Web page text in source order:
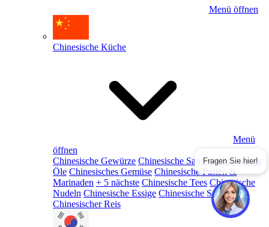
Menü öffnen
Chinesische Küche
Menü
öffnen
Chinesische Gewürze Chinesische Saucen Chinesische
Öle Chinesisches Gemüse Chinesische Pasten &
Marinaden + 5 nächste Chinesische Tees Chinesische
Nudeln Chinesische Essige Chinesische Snacks
Chinesischer Reis
Fragen Sie hier!